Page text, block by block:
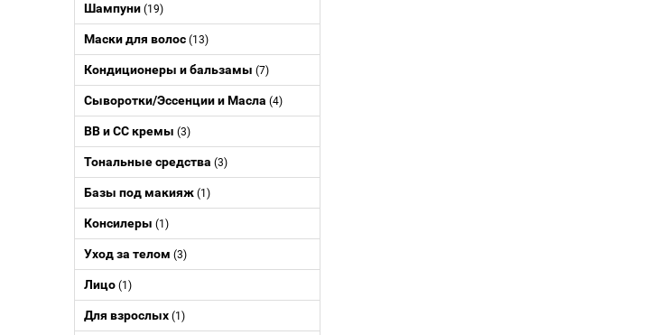
Шампуни (19)
Маски для волос (13)
Кондиционеры и бальзамы (7)
Сыворотки/Эссенции и Масла (4)
BB и CC кремы (3)
Тональные средства (3)
Базы под макияж (1)
Консилеры (1)
Уход за телом (3)
Лицо (1)
Для взрослых (1)